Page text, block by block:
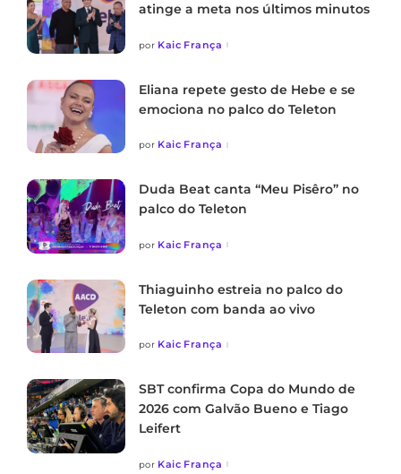
atinge a meta nos últimos minutos
por Kaic França
Eliana repete gesto de Hebe e se
emociona no palco do Teleton
por Kaic França
Duda Beat canta “Meu Pisêro” no
palco do Teleton
por Kaic França
Thiaguinho estreia no palco do
Teleton com banda ao vivo
por Kaic França
SBT confirma Copa do Mundo de
2026 com Galvão Bueno e Tiago
Leifert
por Kaic França